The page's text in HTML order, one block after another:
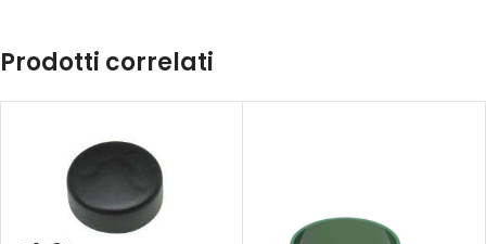
Prodotti correlati